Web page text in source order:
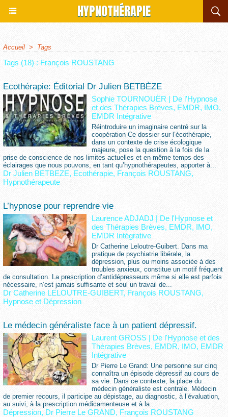
HYPNOTHÉRAPIE
Accueil > Tags
Tags (18) : François ROUSTANG
Ecothérapie: Éditorial Dr Julien BETBÈZE
Sophie TOURNOUËR | De l'Hypnose
et des Thérapies Brèves, EMDR, IMO,
EMDR Intégrative
Réintroduire un imaginaire centré sur la
coopération Ce dossier sur l’écothérapie,
dans un contexte de crise écologique
majeure, pose la question à la fois de la
prise de conscience de nos limites actuelles et en même temps des
éclairages que nous pouvons, en tant qu’hypnothérapeutes, apporter à...
Dr Julien BETBEZE, Ecothérapie, François ROUSTANG,
Hypnothérapeute
L’hypnose pour reprendre vie
Laurence ADJADJ | De l'Hypnose et
des Thérapies Brèves, EMDR, IMO,
EMDR Intégrative
Dr Catherine Leloutre-Guibert. Dans ma
pratique de psychiatrie libérale, la
dépression, plus ou moins associée à des
troubles anxieux, constitue un motif fréquent
de consultation. La prescription d’antidépresseurs même si elle est parfois
nécessaire, n’est jamais suffisante et seul un travail de...
Dr Catherine LELOUTRE-GUIBERT, François ROUSTANG,
Hypnose et Dépression
Le médecin généraliste face à un patient dépressif.
Laurent GROSS | De l'Hypnose et des
Thérapies Brèves, EMDR, IMO, EMDR
Intégrative
Dr Pierre Le Grand: Une personne sur cinq
connaîtra un épisode dépressif au cours de
sa vie. Dans ce contexte, la place du
médecin généraliste est centrale. Médecin
de premier recours, il participe au dépistage, au diagnostic, à l’évaluation,
au suivi, à la prescription médicamenteuse et à la...
Dépression, Dr Pierre Le GRAND, François ROUSTANG